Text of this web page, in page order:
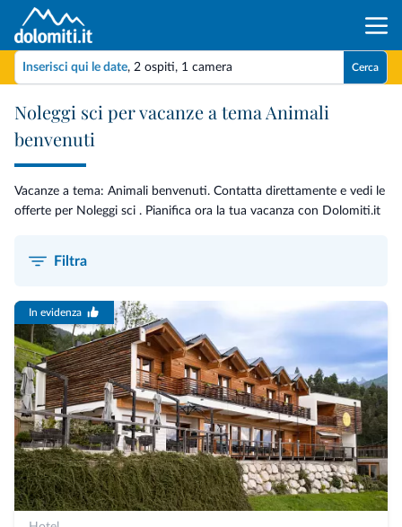
Inserisci qui le date, 2 ospiti, 1 camera Cerca
Noleggi sci per vacanze a tema Animali
benvenuti
Vacanze a tema: Animali benvenuti. Contatta direttamente e vedi le
offerte per Noleggi sci . Pianifica ora la tua vacanza con Dolomiti.it
Filtra
In evidenza